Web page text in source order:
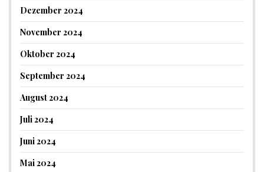
Dezember 2024
November 2024
Oktober 2024
September 2024
August 2024
Juli 2024
Juni 2024
Mai 2024